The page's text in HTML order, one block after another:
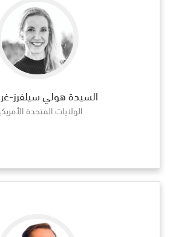
السيدة هولي سيلفرز-
الولايات المتحدة